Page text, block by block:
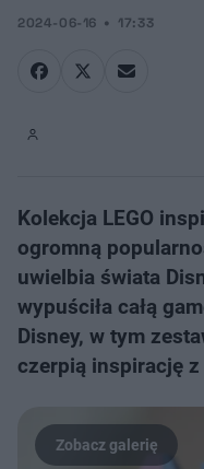
2024-06-16 17:33
Kolekcja LEGO
ogromną
uwielbia świata
wypuściła całą
Disney, w tym
czerpią inspirację